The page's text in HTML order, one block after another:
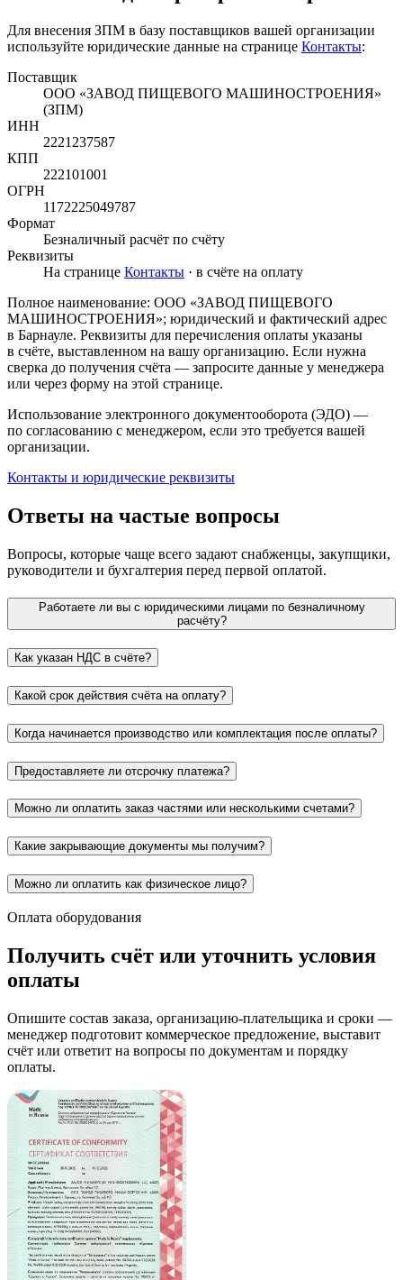
Для внесения ЗПМ в базу поставщиков вашей организации
используйте юридические данные на странице Контакты:
Поставщик
ООО «ЗАВОД ПИЩЕВОГО МАШИНОСТРОЕНИЯ»
(ЗПМ)
ИНН
2221237587
КПП
222101001
ОГРН
1172225049787
Формат
Безналичный расчёт по счёту
Реквизиты
На странице Контакты · в счёте на оплату
Полное наименование: ООО «ЗАВОД ПИЩЕВОГО
МАШИНОСТРОЕНИЯ»; юридический и фактический адрес
в Барнауле. Реквизиты для перечисления оплаты указаны
в счёте, выставленном на вашу организацию. Если нужна
сверка до получения счёта — запросите данные у менеджера
или через форму на этой странице.
Использование электронного документооборота (ЭДО) —
по согласованию с менеджером, если это требуется вашей
организации.
Контакты и юридические реквизиты
Ответы на частые вопросы
Вопросы, которые чаще всего задают снабженцы, закупщики,
руководители и бухгалтерия перед первой оплатой.
Работаете ли вы с юридическими лицами по безналичному
расчёту?
Как указан НДС в счёте?
Какой срок действия счёта на оплату?
Когда начинается производство или комплектация после оплаты?
Предоставляете ли отсрочку платежа?
Можно ли оплатить заказ частями или несколькими счетами?
Какие закрывающие документы мы получим?
Можно ли оплатить как физическое лицо?
Оплата оборудования
Получить счёт или уточнить условия
оплаты
Опишите состав заказа, организацию-плательщика и сроки —
менеджер подготовит коммерческое предложение, выставит
счёт или ответит на вопросы по документам и порядку
оплаты.